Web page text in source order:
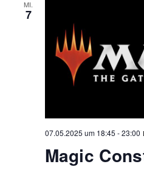
MI.
7
07.05.2025 um 18:45 -23:00
Magic